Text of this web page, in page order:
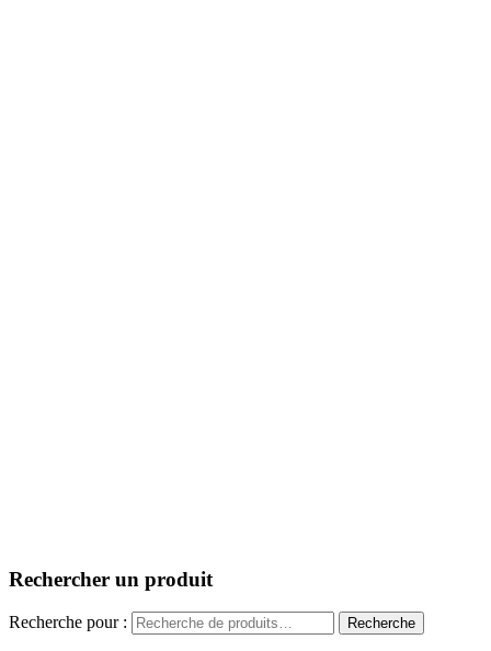
Rechercher un produit
Recherche pour : Recherche